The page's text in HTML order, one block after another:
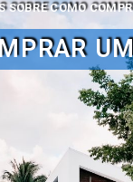
SOBRE COMO